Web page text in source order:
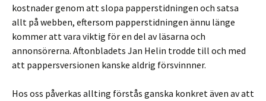
kostnader genom att slopa papperstidningen och satsa
allt på webben, eftersom papperstidningen ännu länge
kommer att vara viktig för en del av läsarna och
annonsörerna. Aftonbladets Jan Helin trodde till och med
att pappersversionen kanske aldrig försvinnner.
Hos oss påverkas allting förstås ganska konkret även av att